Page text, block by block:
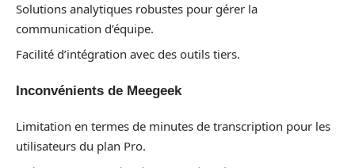
Solutions analytiques robustes pour gérer la
communication d’équipe.
Facilité d’intégration avec des outils tiers.
Inconvénients de Meegeek
Limitation en termes de minutes de transcription pour les
utilisateurs du plan Pro.